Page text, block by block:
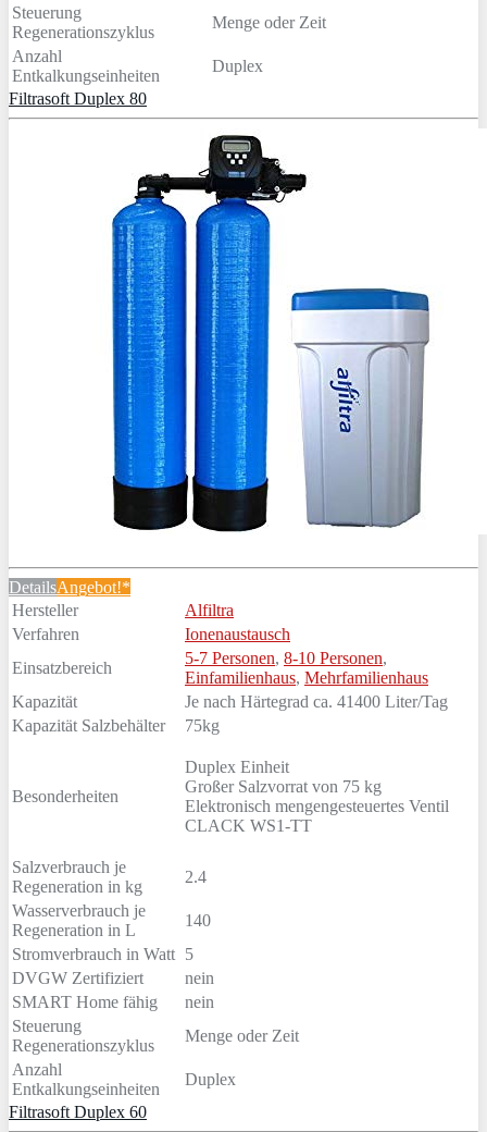
Steuerung
Regenerationszyklus
Menge oder Zeit
Anzahl
Entkalkungseinheiten
Duplex
Filtrasoft Duplex 80
DetailsAngebot!*
Hersteller
Alfiltra
Verfahren
Ionenaustausch
Einsatzbereich
5-7 Personen, 8-10 Personen,
Einfamilienhaus, Mehrfamilienhaus
Kapazität
Je nach Härtegrad ca. 41400 Liter/Tag
Kapazität Salzbehälter
75kg
Besonderheiten
Duplex Einheit
Großer Salzvorrat von 75 kg
Elektronisch mengengesteuertes Ventil
CLACK WS1-TT
Salzverbrauch je
Regeneration in kg
2.4
Wasserverbrauch je
Regeneration in L
140
Stromverbrauch in Watt 5
DVGW Zertifiziert
nein
SMART Home fähig
nein
Steuerung
Regenerationszyklus
Menge oder Zeit
Anzahl
Entkalkungseinheiten
Duplex
Filtrasoft Duplex 60